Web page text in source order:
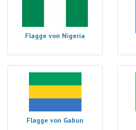
Flagge von Nigeria
Flagge von Gabun